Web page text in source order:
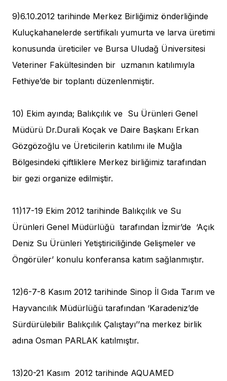
9)6.10.2012 tarihinde Merkez Birliğimiz önderliğinde
Kuluçkahanelerde sertifikalı yumurta ve larva üretimi
konusunda üreticiler ve Bursa Uludağ Üniversitesi
Veteriner Fakültesinden bir uzmanın katılımıyla
Fethiye’de bir toplantı düzenlenmiştir.
10) Ekim ayında; Balıkçılık ve Su Ürünleri Genel
Müdürü Dr.Durali Koçak ve Daire Başkanı Erkan
Gözgözoğlu ve Üreticilerin katılımı ile Muğla
Bölgesindeki çiftliklere Merkez birliğimiz tarafından
bir gezi organize edilmiştir.
11)17-19 Ekim 2012 tarihinde Balıkçılık ve Su
Ürünleri Genel Müdürlüğü tarafından İzmir’de ‘Açık
Deniz Su Ürünleri Yetiştiriciliğinde Gelişmeler ve
Öngörüler’ konulu konferansa katım sağlanmıştır.
12)6-7-8 Kasım 2012 tarihinde Sinop İl Gıda Tarım ve
Hayvancılık Müdürlüğü tarafından ‘Karadeniz’de
Sürdürülebilir Balıkçılık Çalıştayı’’na merkez birlik
adına Osman PARLAK katılmıştır.
13)20-21 Kasım 2012 tarihinde AQUAMED